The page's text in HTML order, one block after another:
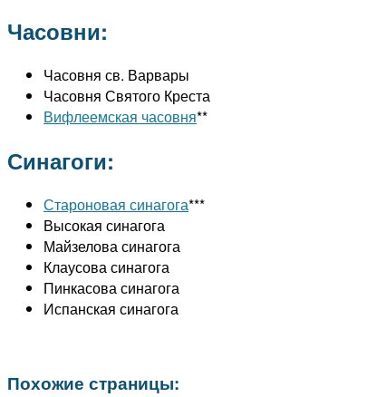
Часовни:
Часовня св. Варвары
Часовня Святого Креста
Вифлеемская часовня**
Синагоги:
Староновая синагога***
Высокая синагога
Майзелова синагога
Клаусова синагога
Пинкасова синагога
Испанская синагога
Похожие страницы: